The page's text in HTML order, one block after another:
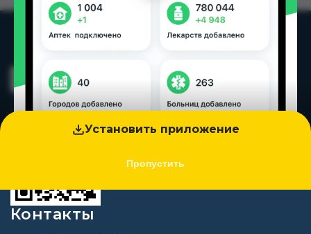
Установить приложение
Пропустить
Контакты